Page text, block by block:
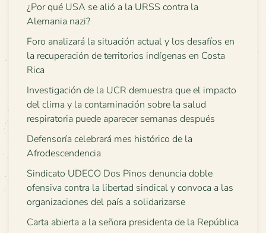
¿Por qué USA se alió a la URSS contra la
Alemania nazi?
Foro analizará la situación actual y los desafíos en
la recuperación de territorios indígenas en Costa
Rica
Investigación de la UCR demuestra que el impacto
del clima y la contaminación sobre la salud
respiratoria puede aparecer semanas después
Defensoría celebrará mes histórico de la
Afrodescendencia
Sindicato UDECO Dos Pinos denuncia doble
ofensiva contra la libertad sindical y convoca a las
organizaciones del país a solidarizarse
Carta abierta a la señora presidenta de la República